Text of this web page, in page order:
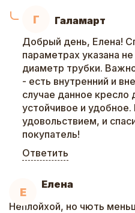
Г Галамарт
Добрый день, Елена!
параметрах указана
диаметр трубки.
- есть внутренний и
случае данное кресло
устойчивое и удобное.
удовольствием, и
покупатель!
Ответить
Е
Елена
Неплойхой, но чють